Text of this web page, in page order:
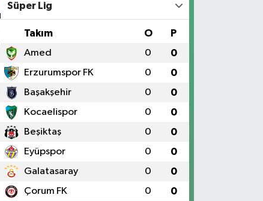
Süper Lig
Takım O P
Amed 0 0
Erzurumspor FK 0 0
Başakşehir 0 0
Kocaelispor 0 0
Beşiktaş 0 0
Eyüpspor 0 0
Galatasaray 0 0
Çorum FK 0 0